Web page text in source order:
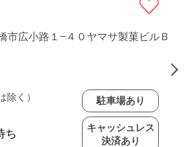
市広小路１−４０ヤマサ製菓ビルＢ
除く）
駐車場あり
キャッシュレス
決済あり